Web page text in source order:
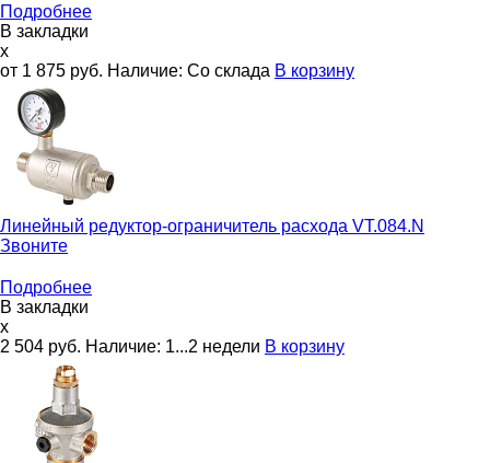
Подробнее
В закладки
x
от 1 875 руб. Наличие: Со склада В корзину
Линейный редуктор-ограничитель расхода VT.084.N
Звоните
Подробнее
В закладки
x
2 504 руб. Наличие: 1...2 недели В корзину